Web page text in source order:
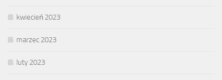
kwiecień 2023
marzec 2023
luty 2023